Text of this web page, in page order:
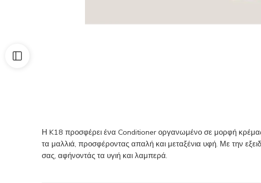
Η K18 προσφέρει ένα Conditioner οργανωμένο σε μορφή
τα μαλλιά, προσφέροντας απαλή και μεταξένια υφή. Με την
σας, αφήνοντάς τα υγιή και λαμπερά.